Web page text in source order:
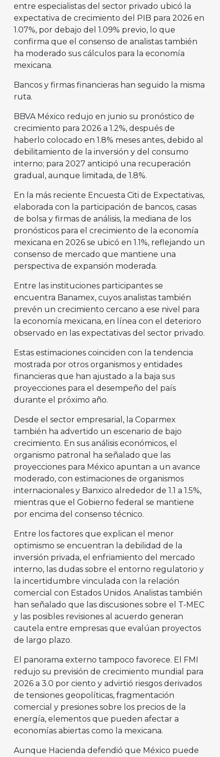
entre especialistas del sector privado ubicó la
expectativa de crecimiento del PIB para 2026 en
1.07%, por debajo del 1.09% previo, lo que
confirma que el consenso de analistas también
ha moderado sus cálculos para la economía
mexicana.
Bancos y firmas financieras han seguido la misma
ruta.
BBVA México redujo en junio su pronóstico de
crecimiento para 2026 a 1.2%, después de
haberlo colocado en 1.8% meses antes, debido al
debilitamiento de la inversión y del consumo
interno; para 2027 anticipó una recuperación
gradual, aunque limitada, de 1.8%.
En la más reciente Encuesta Citi de Expectativas,
elaborada con la participación de bancos, casas
de bolsa y firmas de análisis, la mediana de los
pronósticos para el crecimiento de la economía
mexicana en 2026 se ubicó en 1.1%, reflejando un
consenso de mercado que mantiene una
perspectiva de expansión moderada.
Entre las instituciones participantes se
encuentra Banamex, cuyos analistas también
prevén un crecimiento cercano a ese nivel para
la economía mexicana, en línea con el deterioro
observado en las expectativas del sector privado.
Estas estimaciones coinciden con la tendencia
mostrada por otros organismos y entidades
financieras que han ajustado a la baja sus
proyecciones para el desempeño del país
durante el próximo año.
Desde el sector empresarial, la Coparmex
también ha advertido un escenario de bajo
crecimiento. En sus análisis económicos, el
organismo patronal ha señalado que las
proyecciones para México apuntan a un avance
moderado, con estimaciones de organismos
internacionales y Banxico alrededor de 1.1 a 1.5%,
mientras que el Gobierno federal se mantiene
por encima del consenso técnico.
Entre los factores que explican el menor
optimismo se encuentran la debilidad de la
inversión privada, el enfriamiento del mercado
interno, las dudas sobre el entorno regulatorio y
la incertidumbre vinculada con la relación
comercial con Estados Unidos. Analistas también
han señalado que las discusiones sobre el T-MEC
y las posibles revisiones al acuerdo generan
cautela entre empresas que evalúan proyectos
de largo plazo.
El panorama externo tampoco favorece. El FMI
redujo su previsión de crecimiento mundial para
2026 a 3.0 por ciento y advirtió riesgos derivados
de tensiones geopolíticas, fragmentación
comercial y presiones sobre los precios de la
energía, elementos que pueden afectar a
economías abiertas como la mexicana.
Aunque Hacienda defendió que México puede